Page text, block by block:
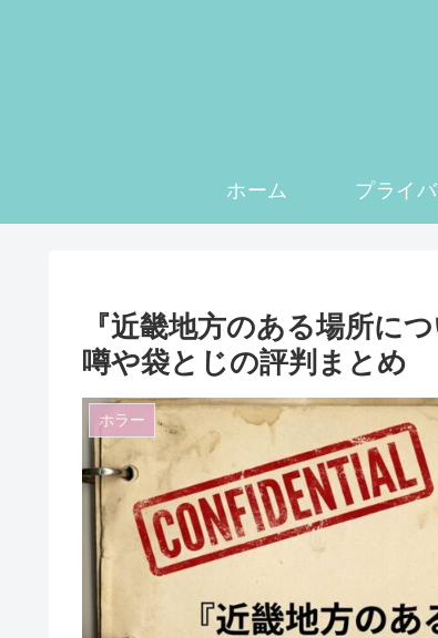
ホーム
『近畿地方のある場所に
噂や袋とじの評判まとめ
ホラー